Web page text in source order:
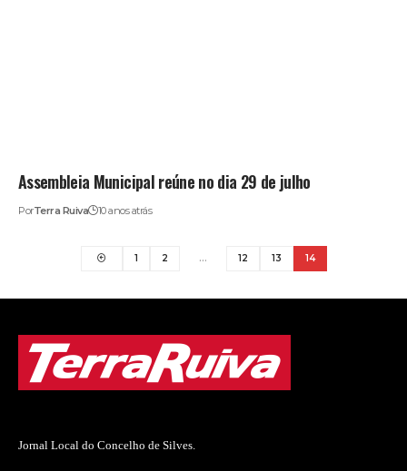
Assembleia Municipal reúne no dia 29 de julho
PorTerra Ruiva 10 anos atrás
1 2 … 12 13 14
Jornal Local do Concelho de Silves.